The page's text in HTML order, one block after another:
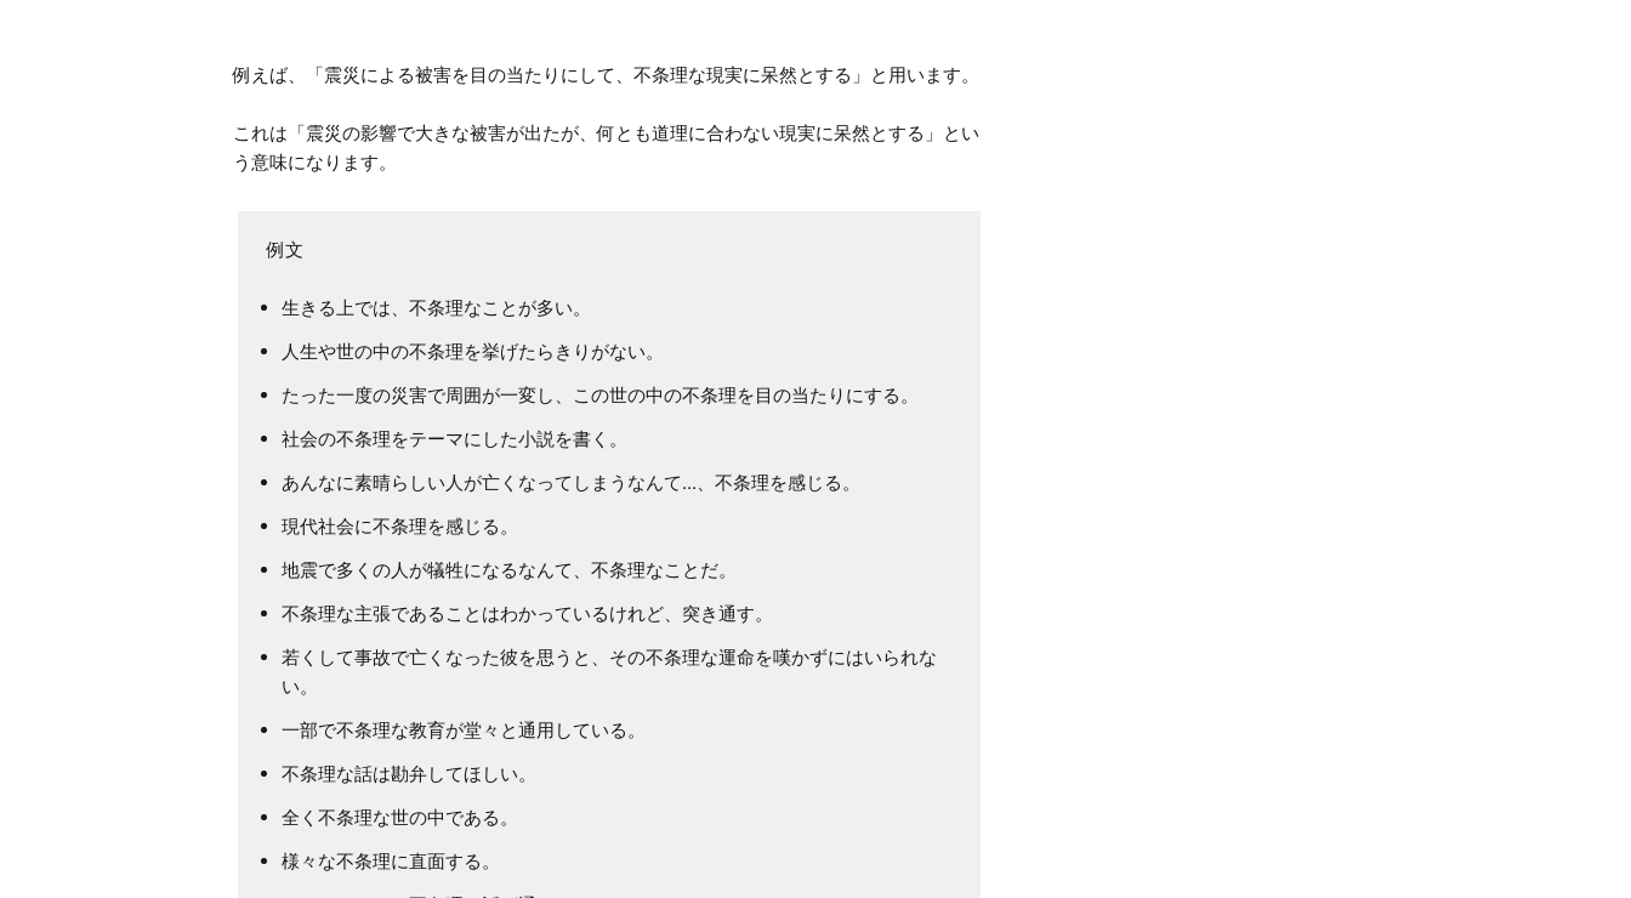
例えば、「震災による被害を目の当たりにして、不条理な現実に呆然とする」と用います。
これは「震災の影響で大きな被害が出たが、何とも道理に合わない現実に呆然とする」とい
う意味になります。
生きる上では、不条理なことが多い。
人生や世の中の不条理を挙げたらきりがない。
たった一度の災害で周囲が一変し、この世の中の不条理を目の当たりにする。
社会の不条理をテーマにした小説を書く。
あんなに素晴らしい人が亡くなってしまうなんて...、不条理を感じる。
現代社会に不条理を感じる。
地震で多くの人が犠牲になるなんて、不条理なことだ。
不条理な主張であることはわかっているけれど、突き通す。
若くして事故で亡くなった彼を思うと、その不条理な運命を嘆かずにはいられな
い。
一部で不条理な教育が堂々と通用している。
不条理な話は勘弁してほしい。
全く不条理な世の中である。
様々な不条理に直面する。